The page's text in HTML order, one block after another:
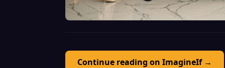
Continue reading on ImagineIf →